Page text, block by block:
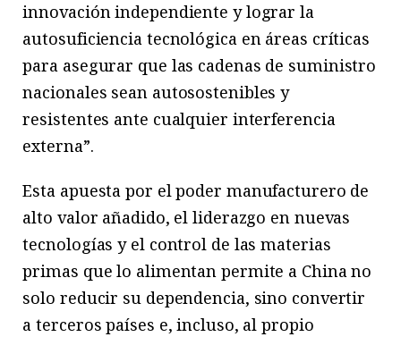
innovación independiente y lograr la
autosuficiencia tecnológica en áreas críticas
para asegurar que las cadenas de suministro
nacionales sean autosostenibles y
resistentes ante cualquier interferencia
externa”.
Esta apuesta por el poder manufacturero de
alto valor añadido, el liderazgo en nuevas
tecnologías y el control de las materias
primas que lo alimentan permite a China no
solo reducir su dependencia, sino convertir
a terceros países e, incluso, al propio